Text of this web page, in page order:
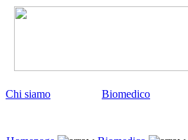
Chi siamo Biomedico